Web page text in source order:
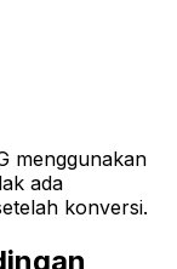
menggunakan
ada
konversi.